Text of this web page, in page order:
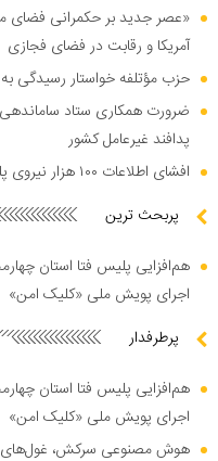
«عصر جدید بر حکمرانی فضای
آمریکا و رقابت در فضای فجازی
حزب مؤتلفه خواستار رسیدگی
ضرورت همکاری ستاد
پدافند غیرعامل کشور
افشای اطلاعات ۱۰۰ هزار نیروی پلیس در دارک وب
پربحث ترین
هم‌افزایی پلیس فتا استان
اجرای پویش ملی «کلیک امن»
پرطرفدار
هم‌افزایی پلیس فتا استان
اجرای پویش ملی «کلیک امن»
هوش مصنوعی سرکش، غول‌های